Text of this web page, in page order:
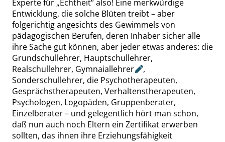
Experte für „Echtheit“also! Eine merkwürdige
Entwicklung, die solche Blüten treibt – aber
folgerichtig angesichts des Gewimmels von
pädagogischen Berufen, deren Inhaber sicher alle
ihre Sache gut können, aber jeder etwas anderes: die
Grundschullehrer, Hauptschullehrer,
Realschullehrer, Gymnaiallehrer
,
Sonderschullehrer, die Psychotherapeuten,
Gesprächstherapeuten, Verhaltenstherapeuten,
Psychologen, Logopäden, Gruppenberater,
Einzelberater – und gelegentlich hört man schon,
daß nun auch noch Eltern ein Zertifikat erwerben
sollten, das ihnen ihre Erziehungsfähigkeit